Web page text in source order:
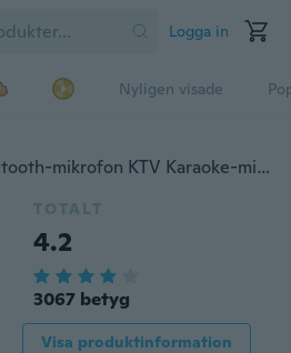
Logga in
Nyligen visade
Handhållen trådlös Bluetooth-mikrofon KTV Karaoke-mikrofon med högtalare för IOS Android-telefondator (300 / 1800mAh-batteri)
TOTALT
4.2
3067 betyg
Visa produktinformation